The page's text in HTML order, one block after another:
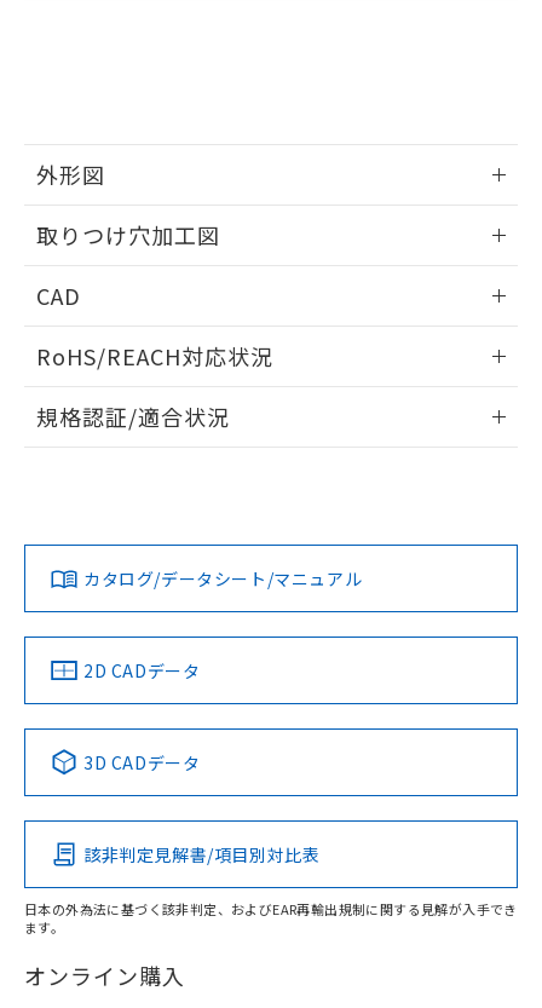
外形図
取りつけ穴加工図
CAD
ドすることができます。
ログイン/会員登録
ダウンロードデータをご利用いただく前に、以下を必ずお読
みください。
ソフトウェアの使用条件
RoHS/REACH対応状況
EU RoHS 注意事項・凡例
対応済み
中国 RoHS 注意事項・凡例
Pb Hg Cd Cr(VI)
O
在庫等で未対応品が混在する可能性があります。
規格認証/適合状況
カタログ/データシート/マニュアル
2D CADデータ
3D CADデータ
該非判定見解書/項目別対比表
日本の外為法に基づく該非判定、およびEAR再輸出規制に関する見解が入手でき
ます。
オンライン購入